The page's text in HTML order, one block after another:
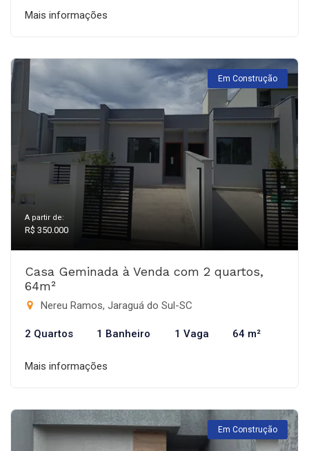
Mais informações
Em Construção
A partir de:
R$ 350.000
Casa Geminada à Venda com 2 quartos,
64m²
Nereu Ramos, Jaraguá do Sul-SC
2 Quartos 1 Banheiro 1 Vaga 64 m²
Mais informações
Em Construção